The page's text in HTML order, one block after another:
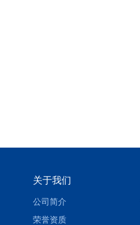
关于我们
公司简介
荣誉资质